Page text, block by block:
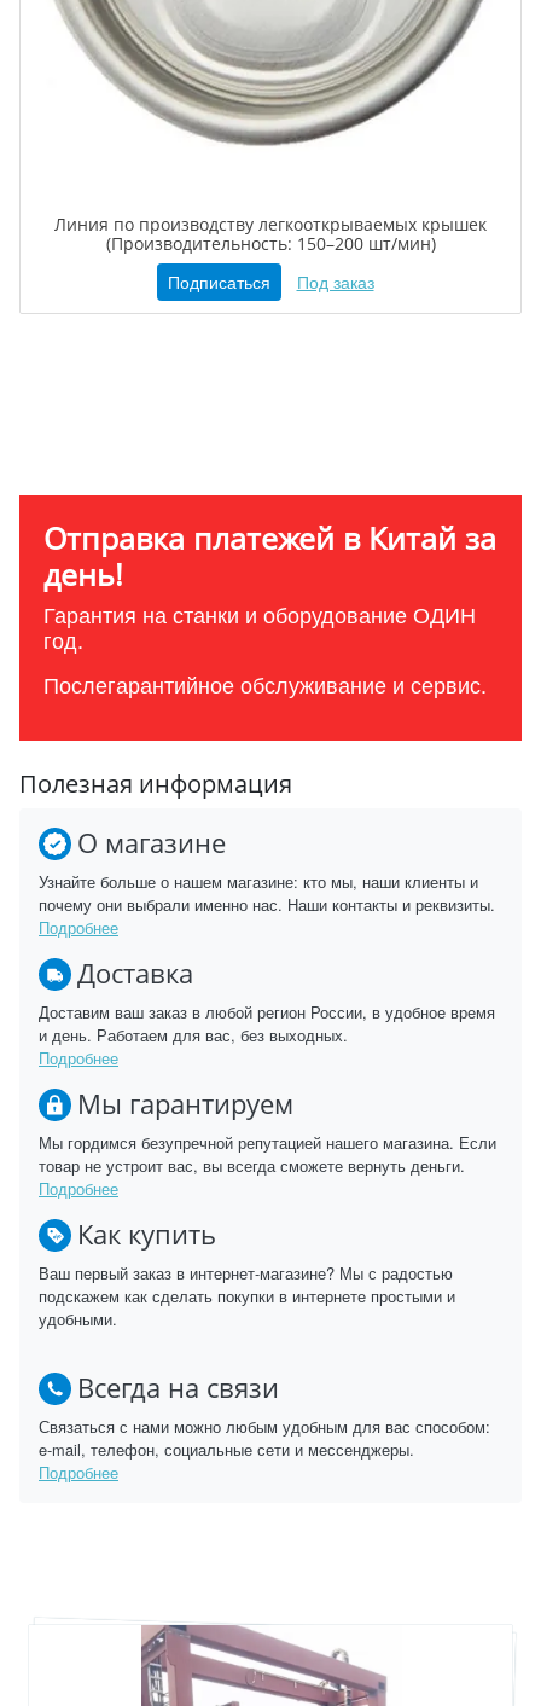
Линия по производству легкооткрываемых крышек
(Производительность: 150–200 шт/мин)
Подписаться Под заказ
Отправка платежей в Китай за
день!
Гарантия на станки и оборудование ОДИН
год.
Послегарантийное обслуживание и сервис.
Полезная информация
О магазине
Узнайте больше о нашем магазине: кто мы, наши клиенты и
почему они выбрали именно нас. Наши контакты и реквизиты.
Подробнее
Доставка
Доставим ваш заказ в любой регион России, в удобное время
и день. Работаем для вас, без выходных.
Подробнее
Мы гарантируем
Мы гордимся безупречной репутацией нашего магазина. Если
товар не устроит вас, вы всегда сможете вернуть деньги.
Подробнее
Как купить
Ваш первый заказ в интернет-магазине? Мы с радостью
подскажем как сделать покупки в интернете простыми и
удобными.
Всегда на связи
Связаться с нами можно любым удобным для вас способом:
e-mail, телефон, социальные сети и мессенджеры.
Подробнее